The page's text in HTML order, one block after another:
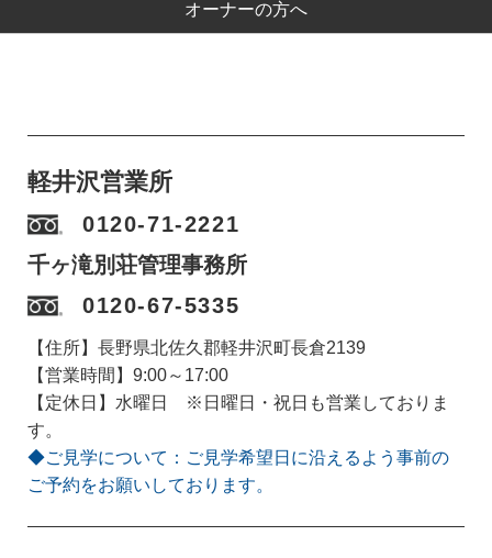
オーナーの方へ
軽井沢営業所
0120-71-2221
千ヶ滝別荘管理事務所
0120-67-5335
【住所】長野県北佐久郡軽井沢町長倉2139
【営業時間】9:00～17:00
【定休日】水曜日 ※日曜日・祝日も営業しておりま
す。
◆ご見学について：ご見学希望日に沿えるよう事前の
ご予約をお願いしております。